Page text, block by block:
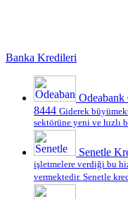
Banka Kredileri
8444 Giderek
sektörüne yeni ve hızlı
Senetle
işletmelere verdiği bu
vermektedir. Senetle